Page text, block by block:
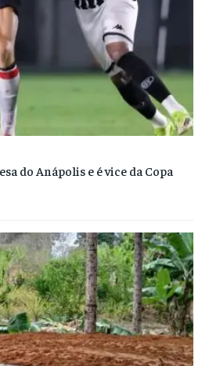
do Anápolis e é vice da Copa